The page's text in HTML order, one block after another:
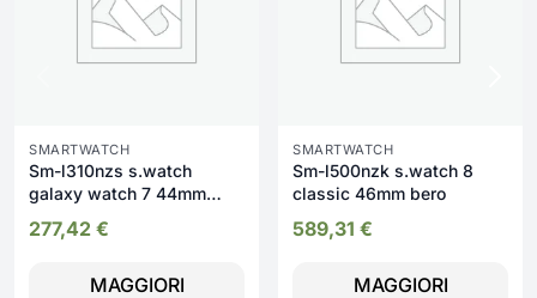
SMARTWATCH
Sm-l310nzs s.watch
galaxy watch 7 44mm
277,42 €
MAGGIORI
SMARTWATCH
Sm-l500nzk s.watch 8
classic 46mm bero
589,31 €
MAGGIORI